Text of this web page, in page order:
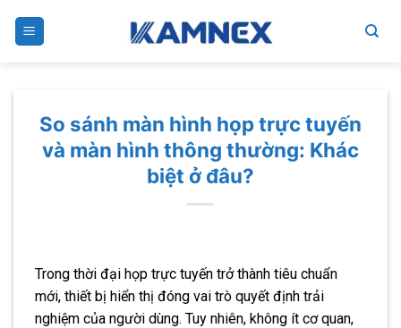
So sánh màn hình họp trực tuyến
và màn hình thông thường: Khác
biệt ở đâu?
Trong thời đại họp trực tuyến trở thành tiêu chuẩn
mới, thiết bị hiển thị đóng vai trò quyết định trải
nghiệm của người dùng. Tuy nhiên, không ít cơ quan,